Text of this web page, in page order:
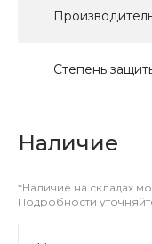
Степень
Наличие
*Наличие на складах
Подробности